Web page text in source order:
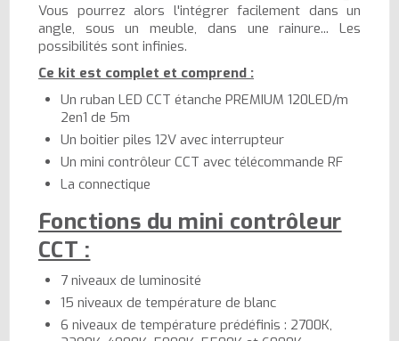
Vous pourrez alors l'intégrer facilement dans un
angle, sous un meuble, dans une rainure... Les
possibilités sont infinies.
Ce kit est complet et comprend :
Un ruban LED CCT étanche PREMIUM 120LED/m
2en1 de 5m
Un boitier piles 12V avec interrupteur
Un mini contrôleur CCT avec télécommande RF
La connectique
Fonctions du mini contrôleur
CCT :
7 niveaux de luminosité
15 niveaux de température de blanc
6 niveaux de température prédéfinis : 2700K,